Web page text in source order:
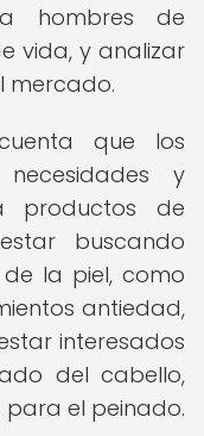
hombres de
vida, y analizar
mercado.
que los
y
productos de
buscando
la piel, como
antiedad,
interesados
del cabello,
el peinado.